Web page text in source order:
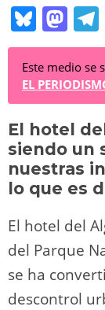
Bl
u
e
sk
y
M
a
st
o
d
o
n
Este medio se
EL
El hotel
siendo un
nuestras
lo que es
El hotel del
del Parque
se ha
descontrol